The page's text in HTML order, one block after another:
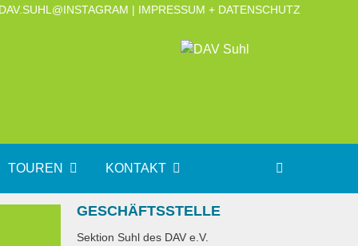
| IMPRESSUM + DATENSCHUTZ
TOUREN KONTAKT
GESCHÄFTSSTELLE
Sektion Suhl des DAV e.V.